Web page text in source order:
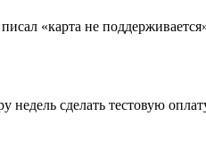
«карта не
сделать тестовую